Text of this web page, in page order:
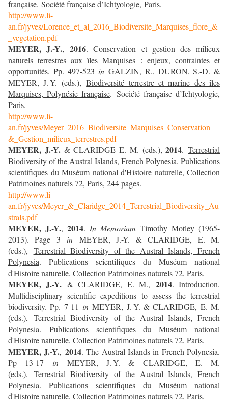
française. Société française d’Ichtyologie, Paris.
http://www.li-
an.fr/jyves/Lorence_et_al_2016_Biodiversite_Marquises_flore_&
_vegetation.pdf
MEYER, J.-Y., 2016. Conservation et gestion des milieux
naturels terrestres aux îles Marquises : enjeux, contraintes et
opportunités. Pp. 497-523 in GALZIN, R., DURON, S.-D. &
MEYER, J.-Y. (eds.),Biodiversité terrestre et marine des îles
Marquises, Polynésie française. Société française d’Ichtyologie,
Paris.
http://www.li-
an.fr/jyves/Meyer_2016_Biodiversite_Marquises_Conservation_
&_Gestion_milieux_terrestres.pdf
MEYER, J.-Y.& CLARIDGE E. M. (eds.),2014. Terrestrial
Biodiversity of the Austral Islands, French Polynesia. Publications
scientifiques du Muséum national d'Histoire naturelle, Collection
Patrimoines naturels 72, Paris, 244 pages.
http://www.li-
an.fr/jyves/Meyer_&_Claridge_2014_Terrestrial_Biodiversity_Au
strals.pdf
MEYER, J.-Y., 2014. In Memoriam Timothy Motley (1965-
2013). Page 3 in MEYER, J.-Y. & CLARIDGE, E. M.
(eds.), Terrestrial Biodiversity of the Austral Islands, French
Polynesia. Publications scientifiques du Muséum national
d'Histoire naturelle, Collection Patrimoines naturels 72, Paris.
MEYER, J.-Y. & CLARIDGE, E. M., 2014. Introduction.
Multidisciplinary scientific expeditions to assess the terrestrial
biodiversity. Pp. 7-11 inMEYER, J.-Y. & CLARIDGE, E. M.
(eds.), Terrestrial Biodiversity of the Austral Islands, French
Polynesia. Publications scientifiques du Muséum national
d'Histoire naturelle, Collection Patrimoines naturels 72, Paris.
MEYER, J.-Y., 2014. The Austral Islands in French Polynesia.
Pp 13-17 in MEYER, J.-Y. & CLARIDGE, E. M.
(eds.), Terrestrial Biodiversity of the Austral Islands, French
Polynesia. Publications scientifiques du Muséum national
d'Histoire naturelle, Collection Patrimoines naturels 72, Paris.